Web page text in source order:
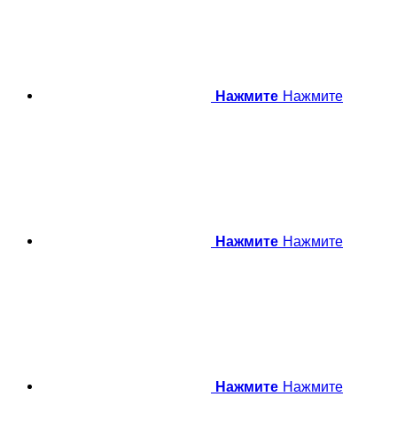
Нажмите Нажмите
Нажмите Нажмите
Нажмите Нажмите